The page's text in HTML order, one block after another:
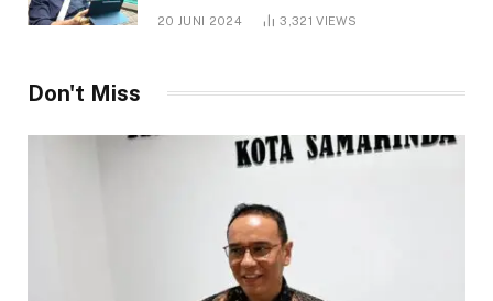
1.000 Hektare
20 JUNI 2024 3,321VIEWS
Don't Miss